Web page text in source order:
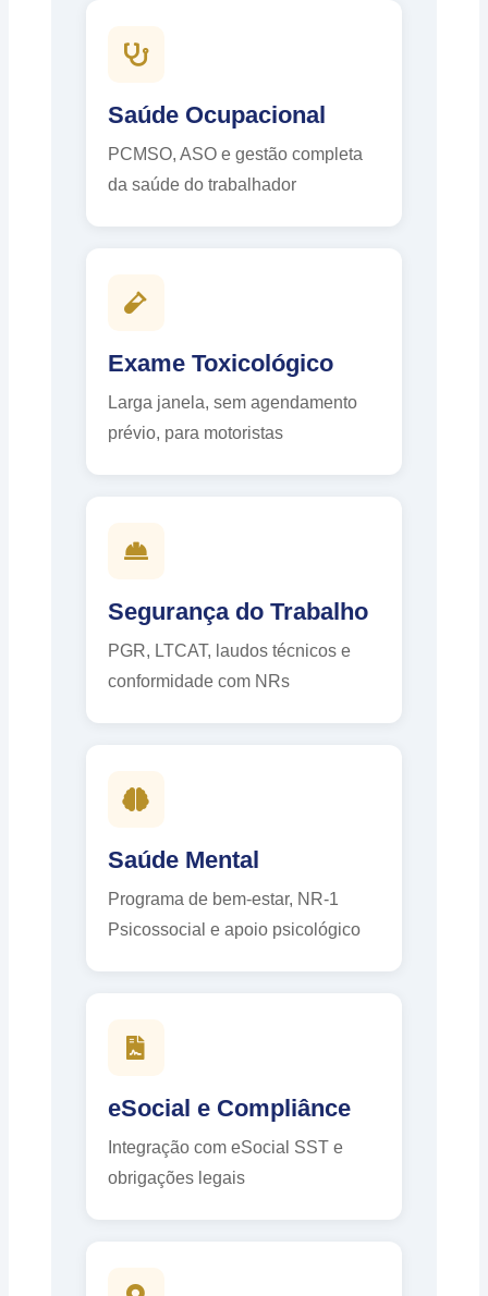
Saúde Ocupacional
PCMSO, ASO e gestão completa
da saúde do trabalhador
Exame Toxicológico
Larga janela, sem agendamento
prévio, para motoristas
Segurança do Trabalho
PGR, LTCAT, laudos técnicos e
conformidade com NRs
Saúde Mental
Programa de bem-estar, NR-1
Psicossocial e apoio psicológico
eSocial e Compliânce
Integração com eSocial SST e
obrigações legais